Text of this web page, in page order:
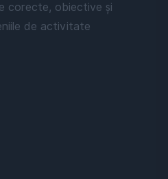
corecte, obiective și
de activitate